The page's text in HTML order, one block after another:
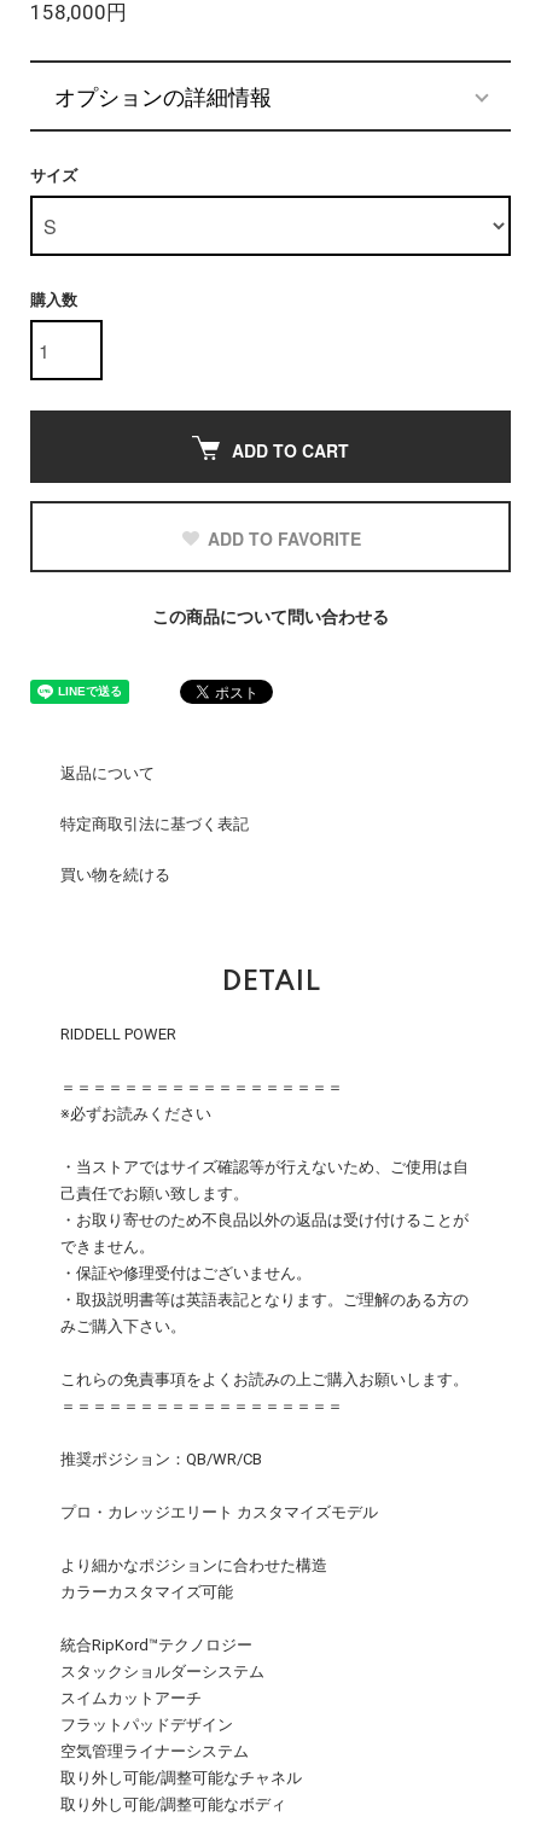
158,000円
オプションの詳細情報
サイズ
購入数
ADD TO CART
ADD TO FAVORITE
この商品について問い合わせる
返品について
特定商取引法に基づく表記
買い物を続ける
DETAIL
RIDDELL POWER
＝＝＝＝＝＝＝＝＝＝＝＝＝＝＝＝＝＝
※必ずお読みください
・当ストアではサイズ確認等が行えないため、ご使用は自
己責任でお願い致します。
・お取り寄せのため不良品以外の返品は受け付けることが
できません。
・保証や修理受付はございません。
・取扱説明書等は英語表記となります。ご理解のある方の
みご購入下さい。
これらの免責事項をよくお読みの上ご購入お願いします。
＝＝＝＝＝＝＝＝＝＝＝＝＝＝＝＝＝＝
推奨ポジション：QB/WR/CB
プロ・カレッジエリート カスタマイズモデル
より細かなポジションに合わせた構造
カラーカスタマイズ可能
統合RipKord™テクノロジー
スタックショルダーシステム
スイムカットアーチ
フラットパッドデザイン
空気管理ライナーシステム
取り外し可能/調整可能なチャネル
取り外し可能/調整可能なボディ